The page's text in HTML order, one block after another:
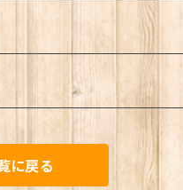
に戻る